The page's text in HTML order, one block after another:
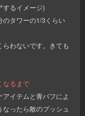
するイメージ)
のタワーの1/3くらい
わないです。きても
なるまで
イテムと青バフによ
ったら敵のプッシュ